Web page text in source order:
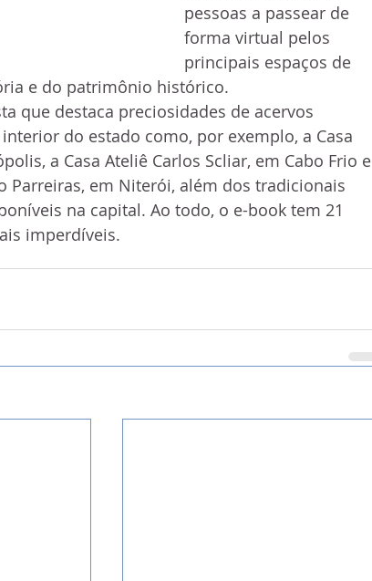
pessoas a passear de
forma virtual pelos
principais espaços de
e do patrimônio histórico.
do estado como, por exemplo, a Casa
a Casa Ateliê Carlos Scliar, em Cabo Frio e
Parreiras, em Niterói, além dos tradicionais
na capital. Ao todo, o e-book tem 21
imperdíveis.